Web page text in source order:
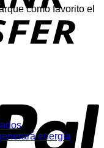
como favorito el
energía